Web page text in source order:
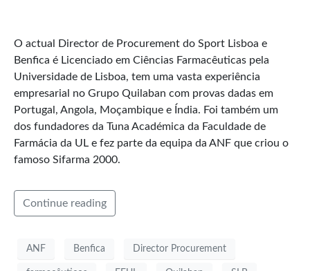
O actual Director de Procurement do Sport Lisboa e
Benfica é Licenciado em Ciências Farmacêuticas pela
Universidade de Lisboa, tem uma vasta experiência
empresarial no Grupo Quilaban com provas dadas em
Portugal, Angola, Moçambique e Índia. Foi também um
dos fundadores da Tuna Académica da Faculdade de
Farmácia da UL e fez parte da equipa da ANF que criou o
famoso Sifarma 2000.
Continue reading
ANF Benfica Director Procurement